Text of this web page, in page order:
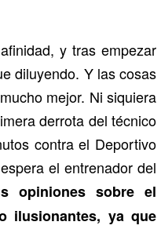
y tras empezar
diluyendo. Y las cosas
mejor. Ni siquiera
derrota del técnico
contra el Deportivo
el entrenador del
opiniones sobre el
ilusionantes, ya que